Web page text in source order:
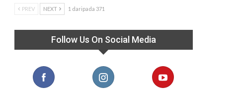
PREV NEXT 1 daripada 371
Follow Us On Social Media